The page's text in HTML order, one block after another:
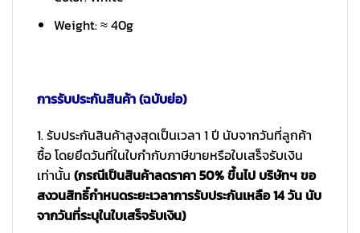
Weight: ≈ 40g
การรับประกันสินค้า (ฉบับย่อ)
1. รับประกันสินค้าสูงสุดเป็นเวลา 1 ปี นับจากวันที่ลูกค้า
ซื้อ โดยยึดวันที่ในใบกำกับภาษีขายหรือใบเสร็จรับเงิน
เท่านั้น (กรณีเป็นสินค้าลดราคา 50% ขึ้นไป บริษัทฯ ขอ
สงวนสิทธิ์กำหนดระยะเวลาการรับประกันเหลือ 14 วัน นับ
จากวันที่ระบุในใบเสร็จรับเงิน)